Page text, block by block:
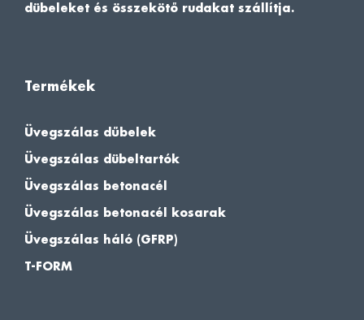
dübeleket és összekötő rudakat szállítja.
Termékek
Üvegszálas dűbelek
Üvegszálas dübeltartók
Üvegszálas betonacél
Üvegszálas betonacél kosarak
Üvegszálas háló (GFRP)
T-FORM